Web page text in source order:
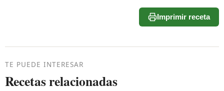
Imprimir receta
TE PUEDE INTERESAR
Recetas relacionadas